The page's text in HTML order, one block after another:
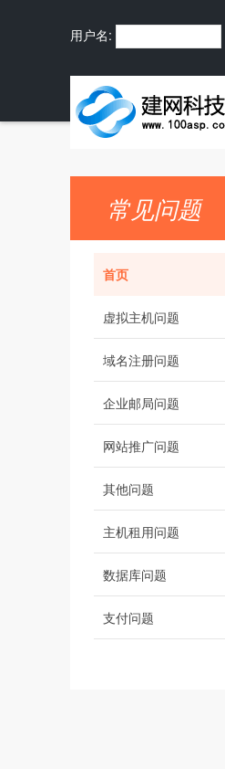
用户名:
常见问题
首页
虚拟主机问题
域名注册问题
企业邮局问题
网站推广问题
其他问题
主机租用问题
数据库问题
支付问题